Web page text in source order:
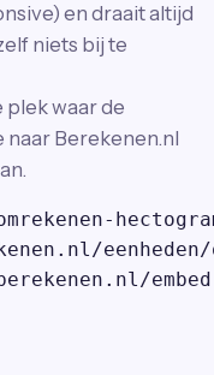
en draait altijd
niets bij te
plek waar de
Berekenen.nl
eenheden/